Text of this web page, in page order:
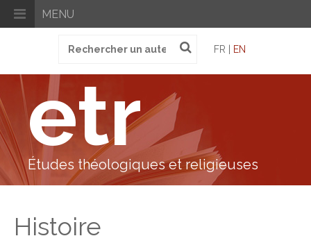
MENU
pour
FR | EN
etr
Études théologiques et religieuses
Histoire